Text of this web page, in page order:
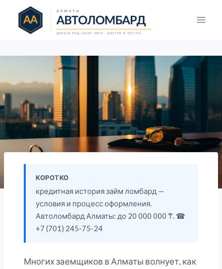
Перейти
содержимому
КОРОТКО
кредитная история займ ломбард —
условия и процесс оформления.
Автоломбард Алматы: до 20 000 000 ₸. ☎
+7 (701) 245-75-24
Многих заемщиков в Алматы волнует, как